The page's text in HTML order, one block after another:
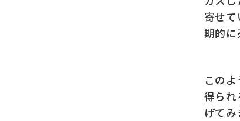
寄せ
期的に
この
得ら
げてみ